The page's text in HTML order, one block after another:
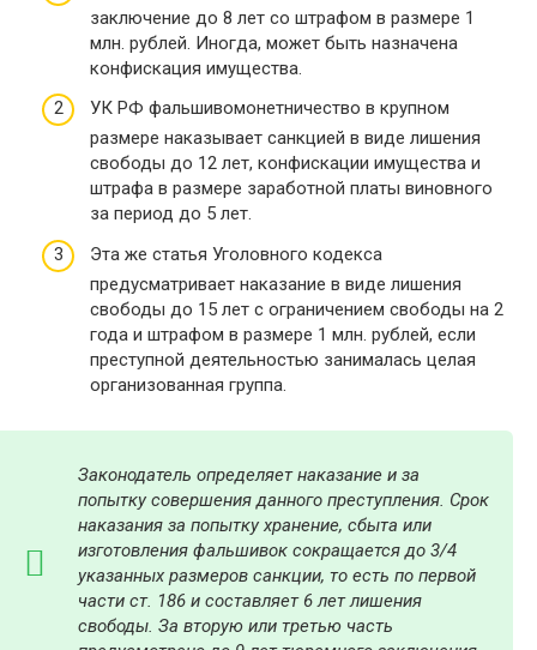
заключение до 8 лет со штрафом в размере 1
млн. рублей. Иногда, может быть назначена
конфискация имущества.
УК РФ фальшивомонетничество в крупном
размере наказывает санкцией в виде лишения
свободы до 12 лет, конфискации имущества и
штрафа в размере заработной платы виновного
за период до 5 лет.
Эта же статья Уголовного кодекса
предусматривает наказание в виде лишения
свободы до 15 лет с ограничением свободы на 2
года и штрафом в размере 1 млн. рублей, если
преступной деятельностью занималась целая
организованная группа.
Законодатель определяет наказание и за
попытку совершения данного преступления. Срок
наказания за попытку хранение, сбыта или
изготовления фальшивок сокращается до 3/4
указанных размеров санкции, то есть по первой
части ст. 186 и составляет 6 лет лишения
свободы. За вторую или третью часть